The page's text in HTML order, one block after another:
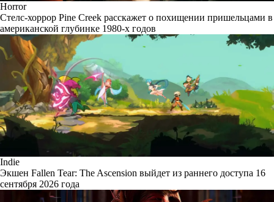
Horror
Стелс-хоррор Pine Creek расскажет о похищении пришельцами в
американской глубинке 1980-х годов
Indie
Экшен Fallen Tear: The Ascension выйдет из раннего доступа 16
сентября 2026 года